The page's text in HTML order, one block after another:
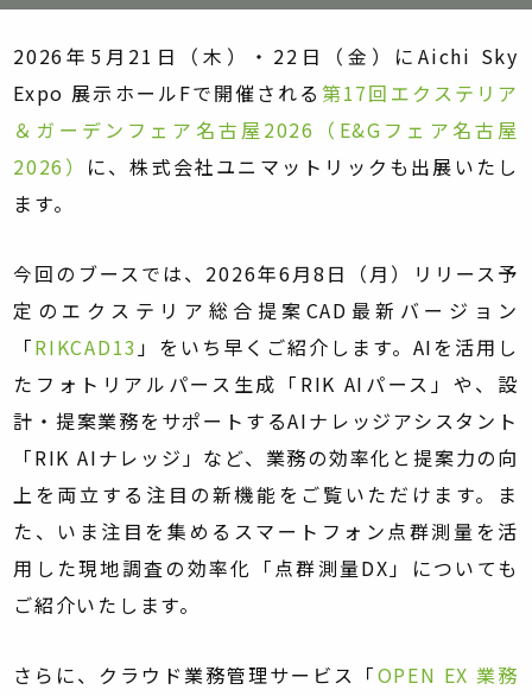
2026年5月21日（木）・22日（金）にAichi Sky
Expo 展示ホールFで開催される 第17回エクステリア
＆ガーデンフェア名古屋2026（E&Gフェア名古屋
2026） に、株式会社ユニマットリックも出展いたし
ます。
今回のブースでは、2026年6月8日（月）リリース予
定のエクステリア総合提案CAD最新バージョン
「RIKCAD13 」をいち早くご紹介します。AIを活用し
たフォトリアルパース生成「RIK AIパース」や、設
計・提案業務をサポートするAIナレッジアシスタント
「RIK AIナレッジ」など、業務の効率化と提案力の向
上を両立する注目の新機能をご覧いただけます。ま
た、いま注目を集めるスマートフォン点群測量を活
用した現地調査の効率化「点群測量DX」についても
ご紹介いたします。
さらに、クラウド業務管理サービス「OPEN EX 業務